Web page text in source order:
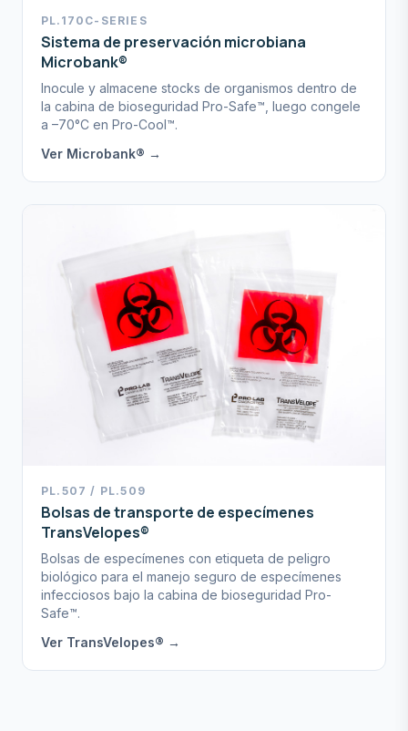
PL.170C-SERIES
Sistema de preservación microbiana
Microbank®
Inocule y almacene stocks de organismos dentro de
la cabina de bioseguridad Pro-Safe™, luego congele
a –70°C en Pro-Cool™.
Ver Microbank® →
PL.507 / PL.509
Bolsas de transporte de especímenes
TransVelopes®
Bolsas de especímenes con etiqueta de peligro
biológico para el manejo seguro de especímenes
infecciosos bajo la cabina de bioseguridad Pro-
Safe™.
Ver TransVelopes® →